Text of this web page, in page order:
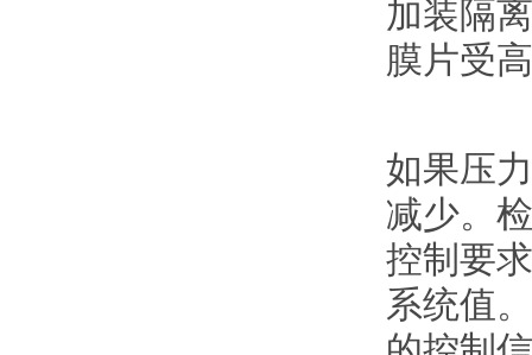
加装隔
膜片受
如果压
减少。
控制要
系统值